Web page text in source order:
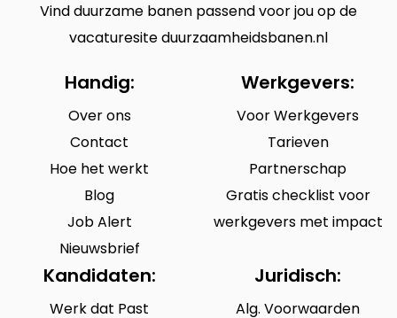
Vind duurzame banen passend voor jou op de
vacaturesite duurzaamheidsbanen.nl
Handig:
Over ons
Contact
Hoe het werkt
Blog
Job Alert
Nieuwsbrief
Werkgevers:
Voor Werkgevers
Tarieven
Partnerschap
Gratis checklist voor
werkgevers met impact
Kandidaten:
Werk dat Past
Juridisch:
Alg. Voorwaarden